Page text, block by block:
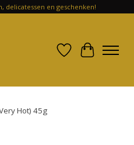
delicatessen en geschenken!
Verlanglijst
Hot) 45g